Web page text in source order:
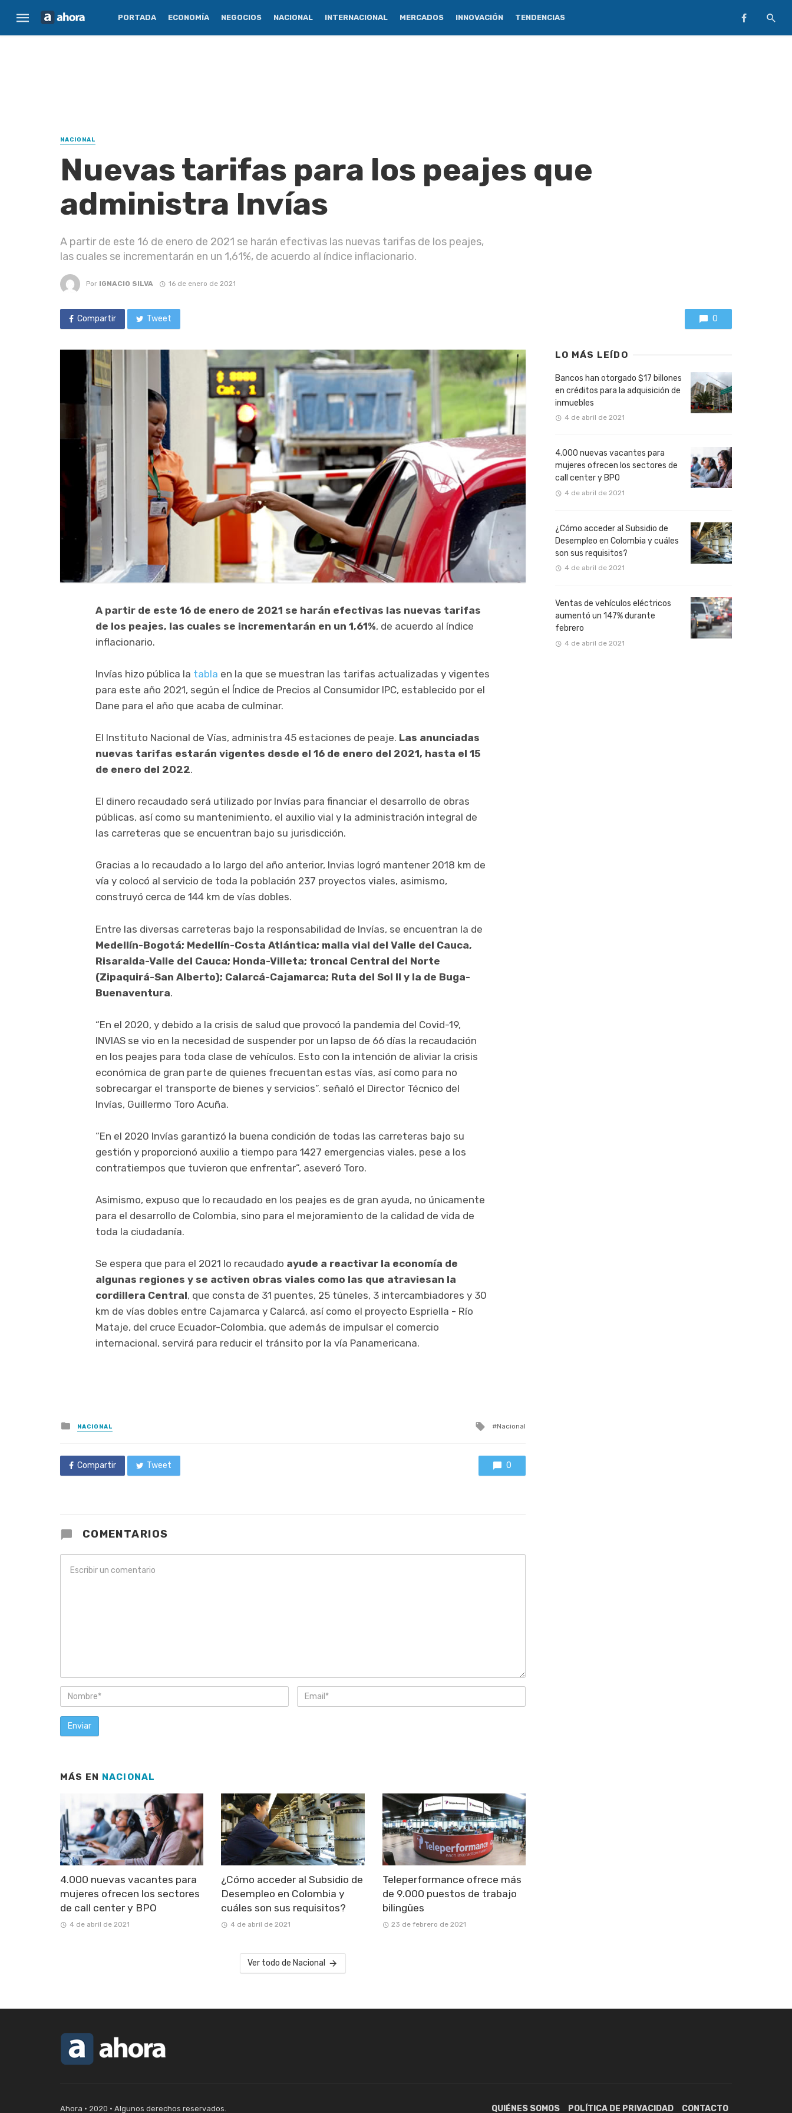
PORTADA ECONOMÍA NEGOCIOS NACIONAL INTERNACIONAL MERCADOS INNOVACIÓN TENDENCIAS
NACIONAL
Nuevas tarifas para los peajes que
administra Invías
A partir de este 16 de enero de 2021 se harán efectivas las nuevas tarifas de los peajes,
las cuales se incrementarán en un 1,61%, de acuerdo al índice inflacionario.
Por IGNACIO SILVA 16 de enero de 2021
Compartir Tweet 0
A partir de este 16 de enero de 2021 se harán efectivas las nuevas tarifas
de los peajes, las cuales se incrementarán en un 1,61%, de acuerdo al índice
inflacionario.
Invías hizo pública la tabla en la que se muestran las tarifas actualizadas y vigentes
para este año 2021, según el Índice de Precios al Consumidor IPC, establecido por el
Dane para el año que acaba de culminar.
El Instituto Nacional de Vías, administra 45 estaciones de peaje. Las anunciadas
nuevas tarifas estarán vigentes desde el 16 de enero del 2021, hasta el 15
de enero del 2022.
El dinero recaudado será utilizado por Invías para financiar el desarrollo de obras
públicas, así como su mantenimiento, el auxilio vial y la administración integral de
las carreteras que se encuentran bajo su jurisdicción.
Gracias a lo recaudado a lo largo del año anterior, Invias logró mantener 2018 km de
vía y colocó al servicio de toda la población 237 proyectos viales, asimismo,
construyó cerca de 144 km de vías dobles.
Entre las diversas carreteras bajo la responsabilidad de Invías, se encuentran la de
Medellín-Bogotá; Medellín-Costa Atlántica; malla vial del Valle del Cauca,
Risaralda-Valle del Cauca; Honda-Villeta; troncal Central del Norte
(Zipaquirá-San Alberto); Calarcá-Cajamarca; Ruta del Sol II y la de Buga-
Buenaventura.
“En el 2020, y debido a la crisis de salud que provocó la pandemia del Covid-19,
INVIAS se vio en la necesidad de suspender por un lapso de 66 días la recaudación
en los peajes para toda clase de vehículos. Esto con la intención de aliviar la crisis
económica de gran parte de quienes frecuentan estas vías, así como para no
sobrecargar el transporte de bienes y servicios”. señaló el Director Técnico del
Invías, Guillermo Toro Acuña.
“En el 2020 Invías garantizó la buena condición de todas las carreteras bajo su
gestión y proporcionó auxilio a tiempo para 1427 emergencias viales, pese a los
contratiempos que tuvieron que enfrentar”, aseveró Toro.
Asimismo, expuso que lo recaudado en los peajes es de gran ayuda, no únicamente
para el desarrollo de Colombia, sino para el mejoramiento de la calidad de vida de
toda la ciudadanía.
Se espera que para el 2021 lo recaudado ayude a reactivar la economía de
algunas regiones y se activen obras viales como las que atraviesan la
cordillera Central, que consta de 31 puentes, 25 túneles, 3 intercambiadores y 30
km de vías dobles entre Cajamarca y Calarcá, así como el proyecto Espriella - Río
Mataje, del cruce Ecuador-Colombia, que además de impulsar el comercio
internacional, servirá para reducir el tránsito por la vía Panamericana.
Posted
in
NACIONAL
Tagged
Nacional
Compartir Tweet 0
COMENTARIOS
MÁS EN NACIONAL
4.000 nuevas vacantes para
mujeres ofrecen los sectores
de call center y BPO
4 de abril de 2021
¿Cómo acceder al Subsidio de
Desempleo en Colombia y
cuáles son sus requisitos?
4 de abril de 2021
Teleperformance ofrece más
de 9.000 puestos de trabajo
bilingües
23 de febrero de 2021
Ver todo de Nacional
LO MÁS LEÍDO
Bancos han otorgado $17 billones
en créditos para la adquisición de
inmuebles
4 de abril de 2021
4.000 nuevas vacantes para
mujeres ofrecen los sectores de
call center y BPO
4 de abril de 2021
¿Cómo acceder al Subsidio de
Desempleo en Colombia y cuáles
son sus requisitos?
4 de abril de 2021
Ventas de vehículos eléctricos
aumentó un 147% durante
febrero
4 de abril de 2021
Ahora • 2020 • Algunos derechos reservados. QUIÉNES SOMOS POLÍTICA DE PRIVACIDAD CONTACTO